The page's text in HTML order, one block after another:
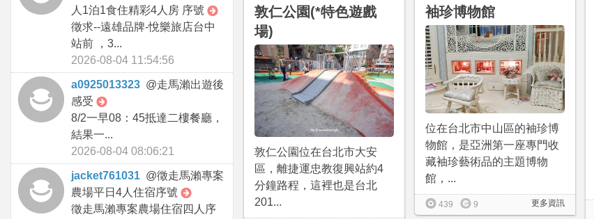
人1泊1食住精彩4人房 序號
徵求--遠雄品牌-悅樂旅店台中
站前 ，3...
2026-08-04 11:54:56
a0925013323 @走馬瀨出遊後
感受
8/2一早08：45抵達二樓餐廳，
結果一...
2026-08-04 08:06:21
jacket761031 @徵走馬瀨專案
農場平日4人住宿序號
徵走馬瀨專案農場住宿四人序
敦仁公園(*特色遊戲
場)
敦仁公園位在台北市大安
區，離捷運忠教復興站約4
分鐘路程，這裡也是台北
201...
袖珍博物館
位在台北市中山區的袖珍博
物館，是亞洲第一座專門收
藏袖珍藝術品的主題博物
館，...
更多資訊
439 9